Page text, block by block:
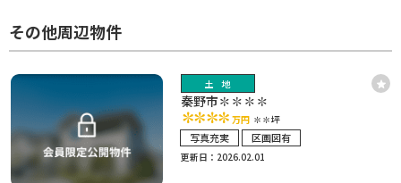
その他周辺物件
土地
秦野市✽✽✽✽
✽✽✽✽ 万円 ✽✽坪
写真充実 区画図有
更新日：2026.02.01